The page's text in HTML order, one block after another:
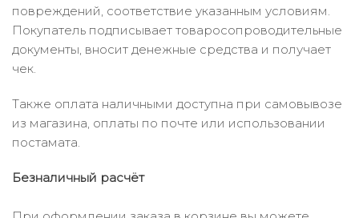
повреждений, соответствие указанным условиям.
Покупатель подписывает товаросопроводительные
документы, вносит денежные средства и получает
чек.
Также оплата наличными доступна при самовывозе
из магазина, оплаты по почте или использовании
постамата.
Безналичный расчёт